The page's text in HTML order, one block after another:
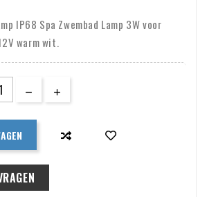
IP68 Spa Zwembad Lamp 3W voor
warm wit.